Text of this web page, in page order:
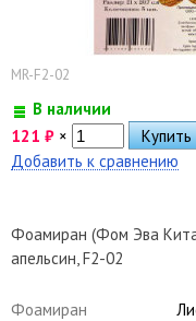
MR-F2-02
В наличии
121 ₽ ×
Добавить к сравнению
Фоамиран (Фом Эва
апельсин, F2-02
Фоамиран